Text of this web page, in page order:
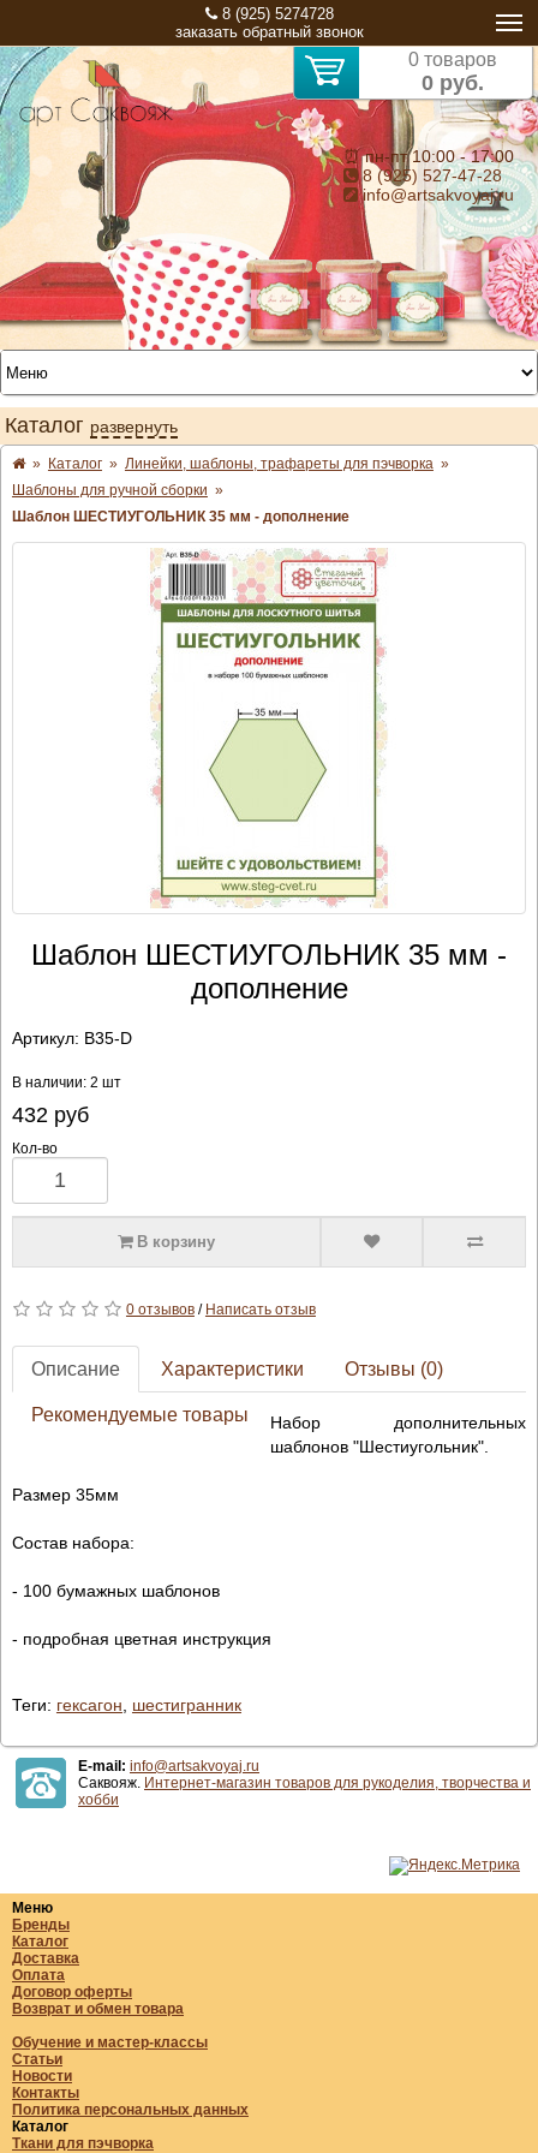
8 (925) 5274728
заказать обратный звонок
0 товаров
0 руб.
⏰ пн-пт 10:00 - 17:00
8 (925) 527-47-28
info@artsakvoyaj.ru
Каталог развернуть
» Каталог » Линейки, шаблоны, трафареты для пэчворка »
Шаблоны для ручной сборки »
Шаблон ШЕСТИУГОЛЬНИК 35 мм - дополнение
Шаблон ШЕСТИУГОЛЬНИК 35 мм -
дополнение
Артикул: B35-D
В наличии: 2 шт
432 руб
Кол-во
В корзину
0 отзывов/ Написать отзыв
Описание Характеристики Отзывы (0)
Рекомендуемые товары
Набор дополнительных
шаблонов "Шестиугольник".
Размер 35мм
Состав набора:
- 100 бумажных шаблонов
- подробная цветная инструкция
Теги: гексагон шестигранник
E-mail: info@artsakvoyaj.ru
Саквояж. Интернет-магазин товаров для рукоделия, творчества и
хобби
Меню
Бренды
Каталог
Доставка
Оплата
Договор оферты
Возврат и обмен товара
Обучение и мастер-классы
Статьи
Новости
Контакты
Политика персональных данных
Каталог
Ткани для пэчворка